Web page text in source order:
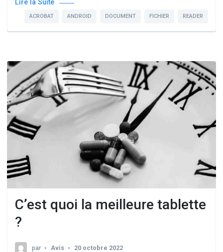
Lire la Suite
ACROBAT ANDROID DOCUMENT FICHIER READER
C’est quoi la meilleure tablette
?
par Avis 20 octobre 2022